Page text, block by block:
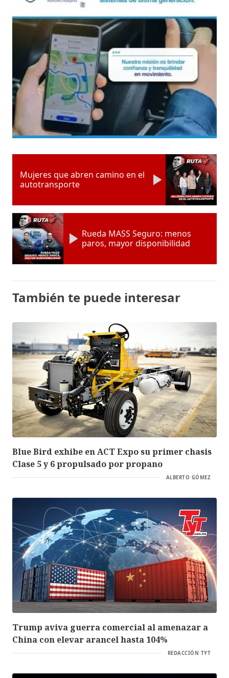
Mujeres que abren camino en el
autotransporte
Rueda MASS Seguro: menos
paros, mayor disponibilidad
También te puede interesar
Blue Bird exhibe en ACT Expo su primer chasis
Clase 5 y 6 propulsado por propano
ALBERTO GÓMEZ
Trump aviva guerra comercial al amenazar a
China con elevar arancel hasta 104%
REDACCIÓN TYT